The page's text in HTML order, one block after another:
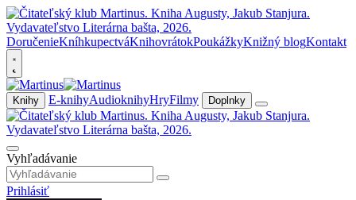
DoručenieKníhkupectváKnihovrátokPoukážkyKnižný blogKontakt
Knihy E-knihyAudioknihyHryFilmy Doplnky
Vyhľadávanie
Prihlásiť